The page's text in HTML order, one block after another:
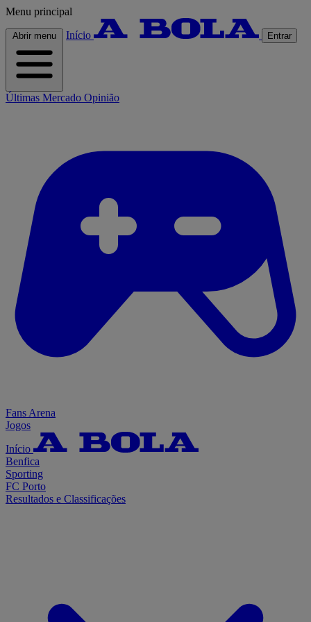
Menu principal
Abrir menu Início Entrar
Últimas Mercado Opinião
Fans Arena
Jogos
Início
Benfica
Sporting
FC Porto
Resultados e Classificações